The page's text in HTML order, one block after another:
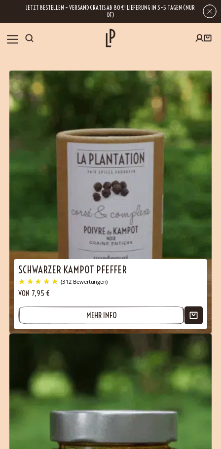
JETZT BESTELLEN – VERSAND GRATIS AB 80 €! LIEFERUNG IN 3–5 TAGEN (NUR
DE)
SHOP
GESCHENKE
ÜBER UNS
Contact
UNSER SHOP
SCHWARZER KAMPOT PFEFFER
(312 Bewertungen)
VON 7,95 €
MEHR INFO
Wenn Sie Ihre E-Mail-Adresse hinterlassen, erhalten Sie Zugang zu unseren
Newslettern, die reich an Tipps, Inspirationen und Informationen über unsere
neuesten Entwicklungen sind. Selbstverständlich ist eine Abmeldung
jederzeit möglich.